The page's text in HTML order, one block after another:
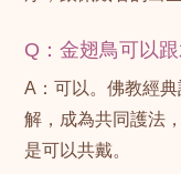
Q：金翅鳥可以
A：可以。佛教經
解，成為共同護法
是可以共戴。